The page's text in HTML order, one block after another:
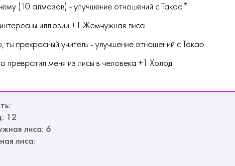
(10 алмазов) - улучшение отношений с Такао*
иллюзии +1 Жемчужная лиса
ты прекрасный учитель - улучшение отношений с Такао
превратил меня из лисы в человека +1 Холод
12
лиса: 6
лиса: